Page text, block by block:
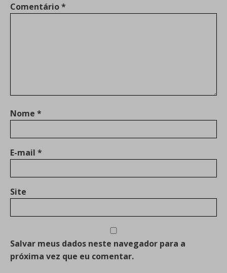
Comentário*
Nome *
E-mail *
Site
Salvar meus dados neste navegador para a
próxima vez que eu comentar.